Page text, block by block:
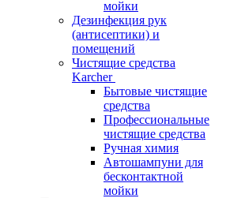
мойки
Дезинфекция рук
(антисептики) и
помещений
Чистящие средства
Karcher
Бытовые чистящие
средства
Профессиональные
чистящие средства
Ручная химия
Автошампуни для
бесконтактной
мойки